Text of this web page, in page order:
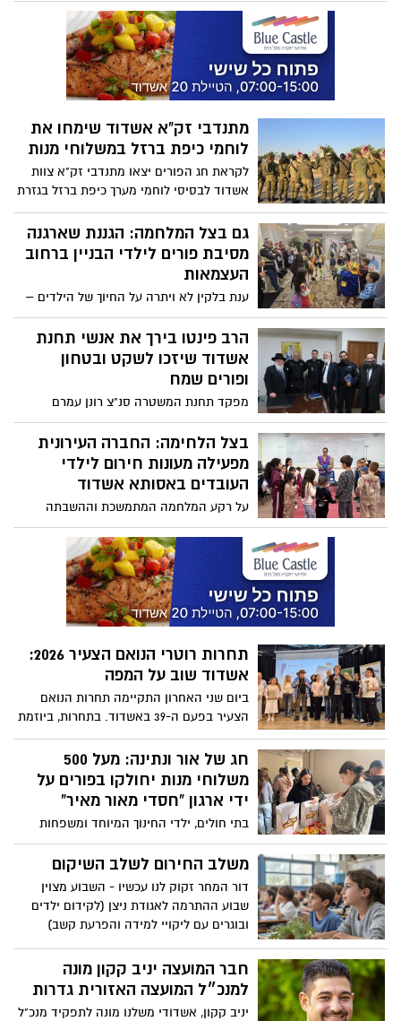
רוזנטל ז"ל לוחם מגלן שנפל בכפר עזה
ב-7.10, ילדה תינוק באסותא אשדוד: "לא סתם
נולד לי בן ברגע של מלחמה. בזמן הלידה
ביקשתי מאפיק שישמור עלינו"
מתנדבי זק"א אשדוד שימחו את
לוחמי כיפת ברזל במשלוחי מנות
לקראת חג הפורים יצאו מתנדבי זק"א צוות
אשדוד לבסיסי לוחמי מערך כיפת ברזל בגזרת
הדרום, במטרה לחזק, לעודד ולהביע הוקרה
ללוחמים העומדים על המשמר יומם ולילה
להגנת תושבי ישראל
גם בצל המלחמה: הגננת שארגנה
מסיבת פורים לילדי הבניין ברחוב
העצמאות
ענת בלקין לא ויתרה על החיוך של הילדים –
והפכה את לובי הבניין לחגיגה צבעונית עם
הפעלות, הפתעות ומרחב מוגן צמוד
הרב פינטו בירך את אנשי תחנת
אשדוד שיזכו לשקט ובטחון
ופורים שמח
מפקד תחנת המשטרה סנ"צ רונן עמרם
בביקור מיוחד אצל הרב הראשי רבי חיים
פינטו: "אני כאן בשליחות לתושבי העיר בכל
ובכל שעה עם נתינת מענה"
בצל הלחימה: החברה העירונית
מפעילה מעונות חירום לילדי
העובדים באסותא אשדוד
על רקע המלחמה המתמשכת וההשבתה
המוחלטת של מערכת החינוך, פתח הבוקר
(יום א') בית החולים הציבורי אסותא אשדוד
מעונות חירום לילדי עובדי בית החולים,
בשיתוף פעולה עם עיריית אשדוד ועובדות
החברה העירונית שמפעילות את המעונות
תחרות רוטרי הנואם הצעיר 2026:
אשדוד שוב על המפה
ביום שני האחרון התקיימה תחרות הנואם
הצעיר בפעם ה-39 באשדוד. בתחרות, ביוזמת
רוטרי אשדוד ובשיתוף אדמה אגן ומנהל
בתי ספר ואל הגמר הגיעו 10 תלמידים
ותלמידות שהתמודדו על התואר "הנואם
הצעיר" במסגרת התחרות ע"ש דורון דנקנר
ז"ל
חג של אור ונתינה: מעל 500
משלוחי מנות יחולקו בפורים על
ידי ארגון “חסדי מאור מאיר”
בתי חולים, ילדי החינוך המיוחד ומשפחות
מעוטות יכולת – מאות חבילות חגיגיות
ומושקעות יעשו את דרכן בימים הקרובים
ליעדים שבהם חיוך קטן עושה הבדל גדול.
תלמידי מקיף ד’ התגייסו לאריזות והפכו
לשותפים מלאים במבצע המרגש
משלב החירום לשלב השיקום
דור המחר זקוק לנו עכשיו - השבוע מצוין
שבוע ההתרמה לאגודת ניצן (לקידום ילדים
ובוגרים עם ליקויי למידה והפרעת קשב)
מאשדוד לבתי התושבים, בבקשה לתרום
ולסייע בחיזוק המענה הרגשי, הלימודי
והחברתי עבור ילדי העיר
חבר המועצה יניב קקון מונה
למנכ״ל המועצה האזורית גדרות
יניב קקון, אשדודי משלנו מונה לתפקיד מנכ"ל